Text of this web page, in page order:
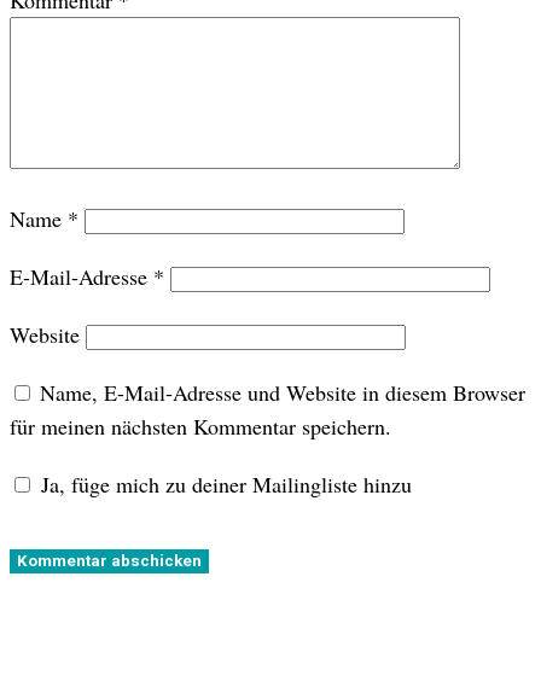
Name *
E-Mail-Adresse *
Website
Name, E-Mail-Adresse und Website in diesem Browser
für meinen nächsten Kommentar speichern.
Ja, füge mich zu deiner Mailingliste hinzu
Kommentar abschicken